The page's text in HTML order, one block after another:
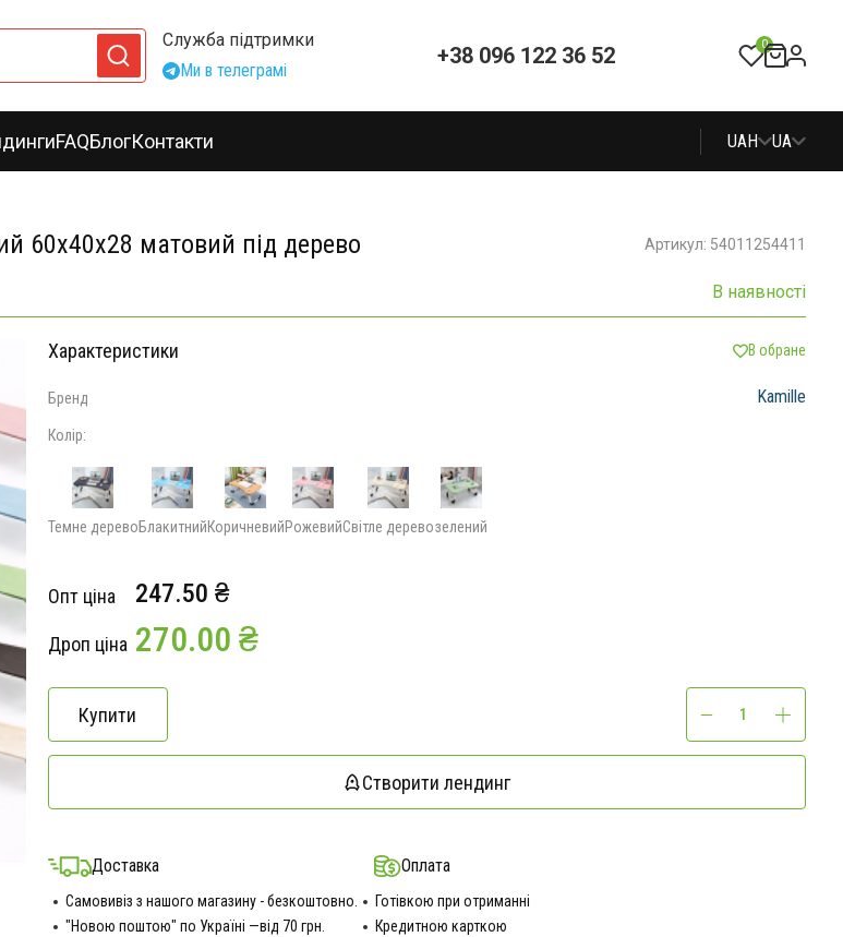
Служба підтримки
Ми в телеграмі
+38 096 122 36 52 0
FAQБлогКонтакти UAH UA
60х40х28 матовий під дерево Артикул: 54011254411
В наявності
Характеристики В обране
Бренд Kamille
Колір:
Темне деревоБлакитнийКоричневийРожевийСвітле деревозелений
Опт ціна 247.50 ₴
Дроп ціна 270.00 ₴
Купити
Створити лендинг
Доставка
Самовивіз з нашого магазину - безкоштовно.
"Новою поштою" по Україні —від 70 грн.
Оплата
Готівкою при отриманні
Кредитною карткою